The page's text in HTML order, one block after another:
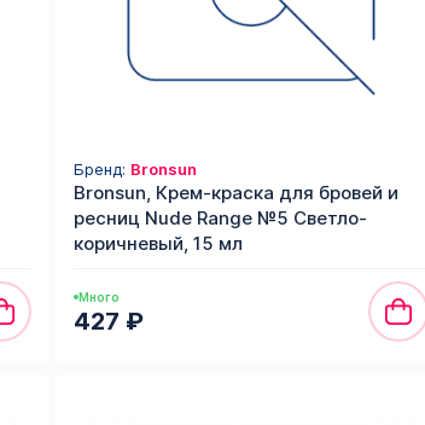
Бренд: Bronsun
Bronsun, Крем-краска для бровей и
ресниц Nude Range №5 Светло-
коричневый, 15 мл
Много
427 ₽